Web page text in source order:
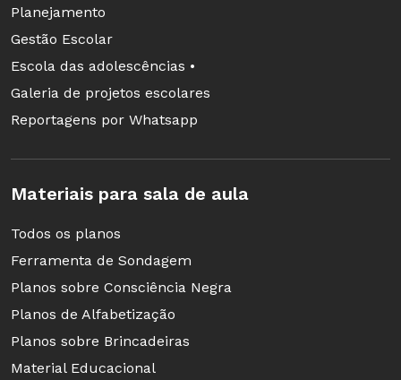
Planejamento
Gestão Escolar
Escola das adolescências •
Galeria de projetos escolares
Reportagens por Whatsapp
Materiais para sala de aula
Todos os planos
Ferramenta de Sondagem
Planos sobre Consciência Negra
Planos de Alfabetização
Planos sobre Brincadeiras
Material Educacional